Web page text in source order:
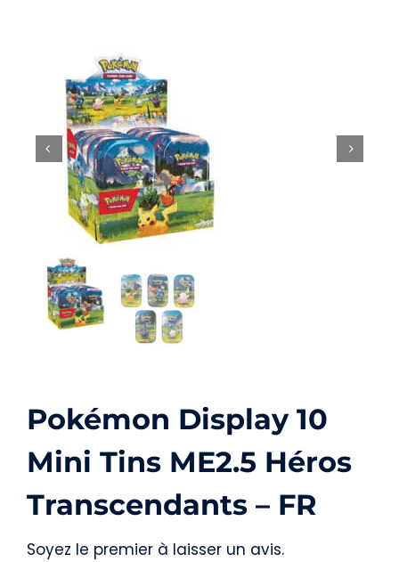
Accessoires
Figurines
Pokémon Display 10
Mini Tins ME2.5 Héros
Transcendants – FR
Soyez le premier à laisser un avis.